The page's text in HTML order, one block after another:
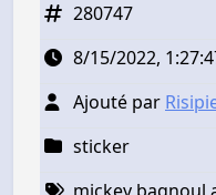
280747
8/15/2022,
Ajouté par
sticker